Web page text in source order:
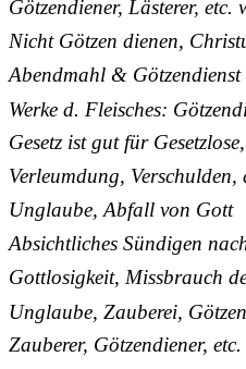
Götzendiener, Lästerer,
Nicht Götzen dienen,
Abendmahl &
Werke d. Fleisches:
Gesetz ist gut für
Verleumdung,
Unglaube, Abfall von Gott
Absichtliches Sündigen
Gottlosigkeit, Missbrauch
Unglaube, Zauberei,
Zauberer, Götzendiener,